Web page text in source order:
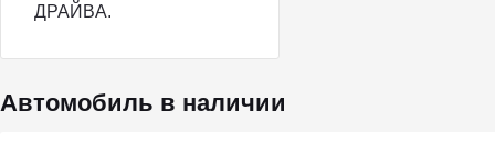
ДPAЙBА.
Автомобиль в наличии